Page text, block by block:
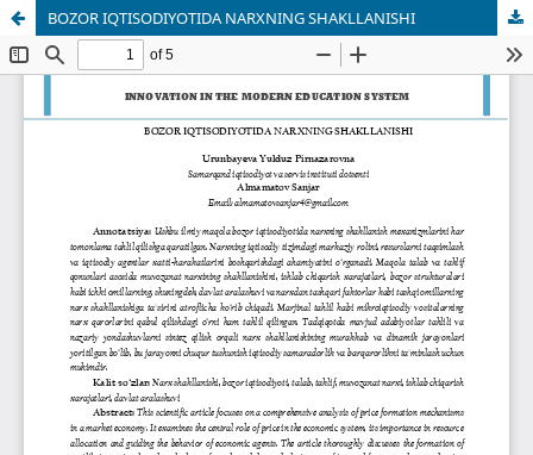
BOZOR IQTISODIYOTIDA NARXNING SHAKLLANISHI